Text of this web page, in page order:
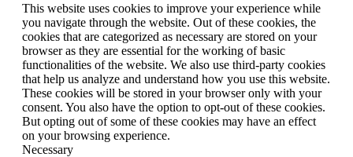
This website uses cookies to improve your experience while
you navigate through the website. Out of these cookies, the
cookies that are categorized as necessary are stored on your
browser as they are essential for the working of basic
functionalities of the website. We also use third-party cookies
that help us analyze and understand how you use this website.
These cookies will be stored in your browser only with your
consent. You also have the option to opt-out of these cookies.
But opting out of some of these cookies may have an effect
on your browsing experience.
Necessary